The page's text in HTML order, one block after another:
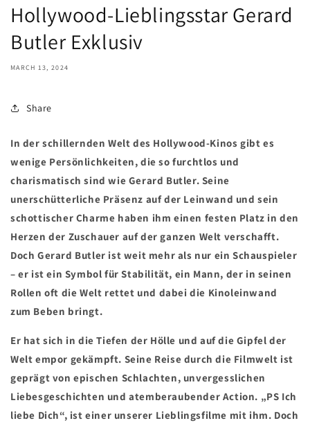
Hollywood-Lieblingsstar Gerard
Butler Exklusiv
MARCH 13, 2024
Share
In der schillernden Welt des Hollywood-Kinos gibt es
wenige Persönlichkeiten, die so furchtlos und
charismatisch sind wie Gerard Butler. Seine
unerschütterliche Präsenz auf der Leinwand und sein
schottischer Charme haben ihm einen festen Platz in den
Herzen der Zuschauer auf der ganzen Welt verschafft.
Doch Gerard Butler ist weit mehr als nur ein Schauspieler
– er ist ein Symbol für Stabilität, ein Mann, der in seinen
Rollen oft die Welt rettet und dabei die Kinoleinwand
zum Beben bringt.
Er hat sich in die Tiefen der Hölle und auf die Gipfel der
Welt empor gekämpft. Seine Reise durch die Filmwelt ist
geprägt von epischen Schlachten, unvergesslichen
Liebesgeschichten und atemberaubender Action. „PS Ich
liebe Dich“, ist einer unserer Lieblingsfilme mit ihm. Doch